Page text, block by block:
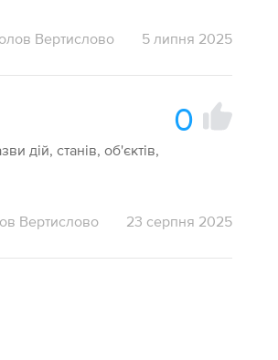
Вертислово 5 липня 2025
0
дій, станів, об'єктів,
Вертислово 23 серпня 2025